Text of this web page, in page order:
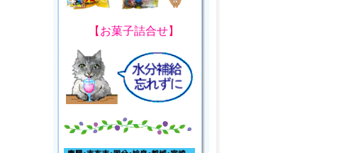
【 お菓子詰合せ】